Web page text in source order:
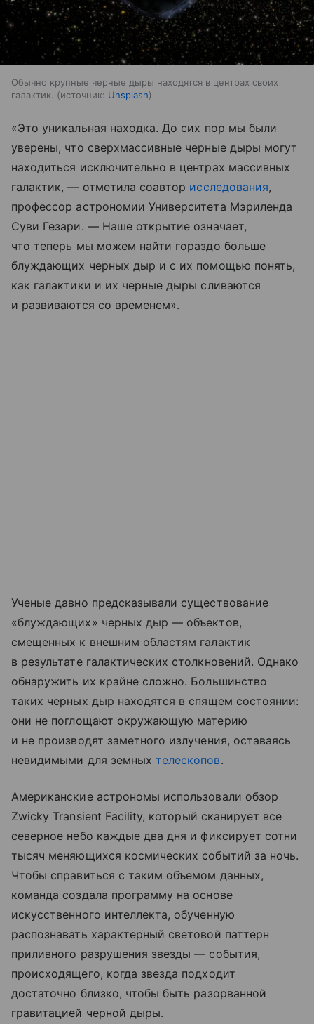
Обычно крупные черные дыры находятся в центрах своих
галактик.
источник: Unsplash
«Это уникальная находка. До сих пор мы были
уверены, что сверхмассивные черные дыры могут
находиться исключительно в центрах массивных
галактик, — отметила соавтор исследования,
профессор астрономии Университета Мэриленда
Суви Гезари. — Наше открытие означает,
что теперь мы можем найти гораздо больше
блуждающих черных дыр и с их помощью понять,
как галактики и их черные дыры сливаются
и развиваются со временем».
Ученые давно предсказывали существование
«блуждающих» черных дыр — объектов,
смещенных к внешним областям галактик
в результате галактических столкновений. Однако
обнаружить их крайне сложно. Большинство
таких черных дыр находятся в спящем состоянии:
они не поглощают окружающую материю
и не производят заметного излучения, оставаясь
невидимыми для земныхтелескопов.
Американские астрономы использовали обзор
Zwicky Transient Facility, который сканирует все
северное небо каждые два дня и фиксирует сотни
тысяч меняющихся космических событий за ночь.
Чтобы справиться с таким объемом данных,
команда создала программу на основе
искусственного интеллекта, обученную
распознавать характерный световой паттерн
приливного разрушения звезды — события,
происходящего, когда звезда подходит
достаточно близко, чтобы быть разорванной
гравитацией черной дыры.